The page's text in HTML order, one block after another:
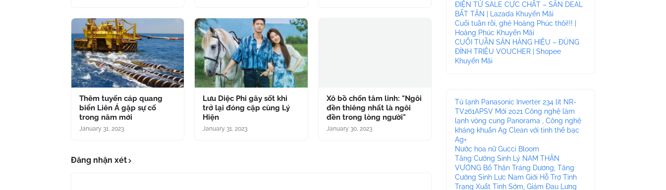
Thêm tuyến cáp quang
biển Liên Á gặp sự cố
trong năm mới
January 31, 2023
Lưu Diệc Phi gây sốt khi
trở lại đóng cặp cùng Lý
Hiện
January 31, 2023
Xô bồ chốn tâm linh: "Ngôi
đền thiêng nhất là ngôi
đền trong lòng người"
January 30, 2023
Đăng nhận xét
ĐIỆN TỬ SALE CỰC CHẤT – SĂN DEAL
BẤT TẬN | Lazada Khuyến Mãi
Cuối tuần rồi, ghé Hoàng Phúc thôi!!! |
Hoàng Phúc Khuyến Mãi
CUỐI TUẦN SĂN HÀNG HIỆU – ĐỦNG
ĐỈNH TRIỆU VOUCHER | Shopee
Khuyến Mãi
Tủ lạnh Panasonic Inverter 234 lít NR-
TV261APSV Mới 2021 Công nghệ làm
lạnh vòng cung Panorama , Công nghệ
kháng khuẩn Ag Clean với tinh thể bạc
Ag+
Nước hoa nữ Gucci Bloom
Tăng Cường Sinh Lý NAM THẬN
VƯƠNG Bổ Thận Tráng Dương, Tăng
Cường Sinh Lực Nam Giới Hỗ Trợ Tình
Trạng Xuất Tinh Sớm, Giảm Đau Lưng